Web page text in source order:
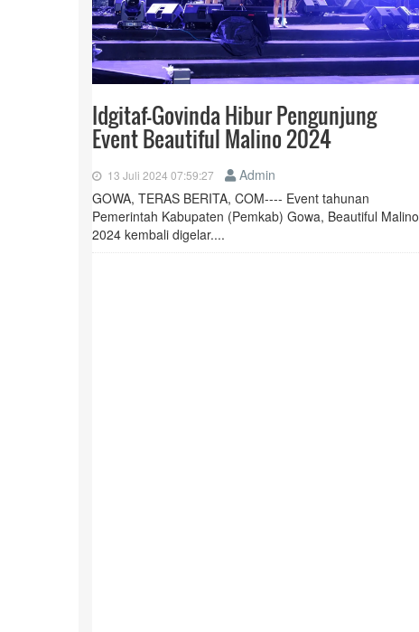
Idgitaf-Govinda Hibur Pengunjung
Event Beautiful Malino 2024
13 Juli 2024 07:59:27
Admin
GOWA, TERAS BERITA, COM---- Event tahunan
Pemerintah Kabupaten (Pemkab) Gowa, Beautiful Malino
2024 kembali digelar....